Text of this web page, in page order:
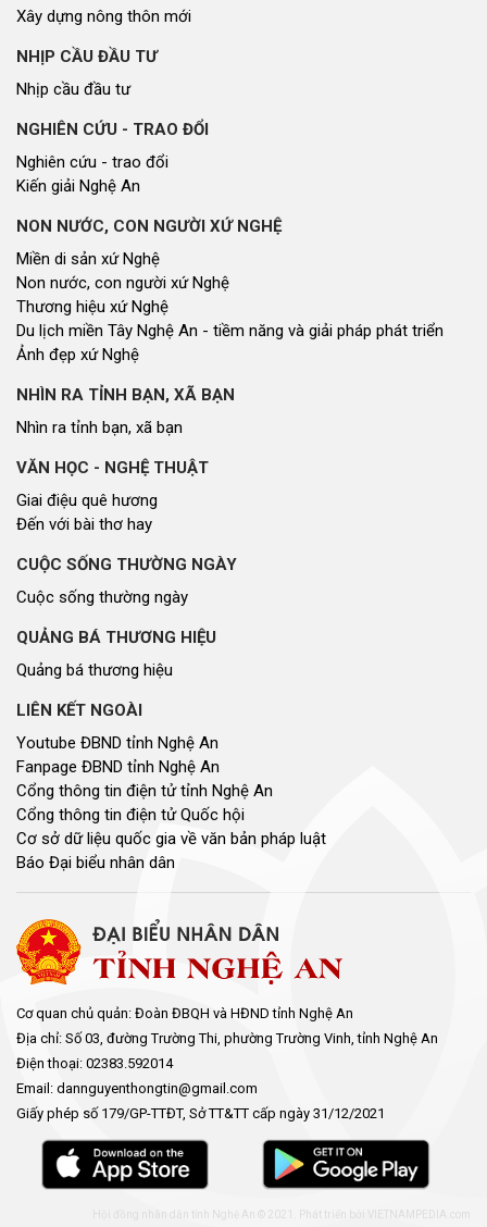
Xây dựng nông thôn mới
NHỊP CẦU ĐẦU TƯ
Nhịp cầu đầu tư
NGHIÊN CỨU - TRAO ĐỔI
Nghiên cứu - trao đổi
Kiến giải Nghệ An
NON NƯỚC, CON NGƯỜI XỨ NGHỆ
Miền di sản xứ Nghệ
Non nước, con người xứ Nghệ
Thương hiệu xứ Nghệ
Du lịch miền Tây Nghệ An - tiềm năng và giải pháp phát triển
Ảnh đẹp xứ Nghệ
NHÌN RA TỈNH BẠN, XÃ BẠN
Nhìn ra tỉnh bạn, xã bạn
VĂN HỌC - NGHỆ THUẬT
Giai điệu quê hương
Đến với bài thơ hay
CUỘC SỐNG THƯỜNG NGÀY
Cuộc sống thường ngày
QUẢNG BÁ THƯƠNG HIỆU
Quảng bá thương hiệu
LIÊN KẾT NGOÀI
Youtube ĐBND tỉnh Nghệ An
Fanpage ĐBND tỉnh Nghệ An
Cổng thông tin điện tử tỉnh Nghệ An
Cổng thông tin điện tử Quốc hội
Cơ sở dữ liệu quốc gia về văn bản pháp luật
Báo Đại biểu nhân dân
Cơ quan chủ quản: Đoàn ĐBQH và HĐND tỉnh Nghệ An
Địa chỉ: Số 03, đường Trường Thi, phường Trường Vinh, tỉnh Nghệ An
Điện thoại: 02383.592014
Email: dannguyenthongtin@gmail.com
Giấy phép số 179/GP-TTĐT, Sở TT&TT cấp ngày 31/12/2021
Hội đồng nhân dân tỉnh Nghệ An © 2021. Phát triển bởi